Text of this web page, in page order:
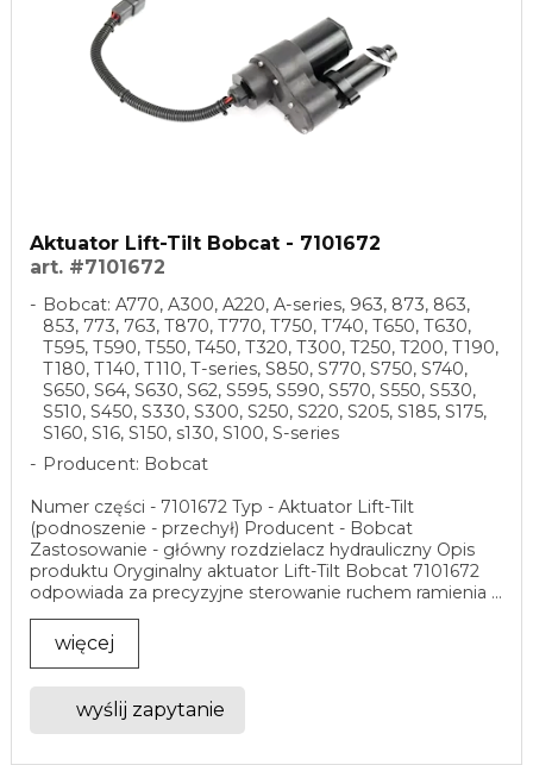
Aktuator Lift-Tilt Bobcat - 7101672
art. #7101672
Bobcat: A770, A300, A220, A-series, 963, 873, 863,
853, 773, 763, T870, T770, T750, T740, T650, T630,
T595, T590, T550, T450, T320, T300, T250, T200, T190,
T180, T140, T110, T-series, S850, S770, S750, S740,
S650, S64, S630, S62, S595, S590, S570, S550, S530,
S510, S450, S330, S300, S250, S220, S205, S185, S175,
S160, S16, S150, s130, S100, S-series
Producent: Bobcat
Numer części - 7101672 Typ - Aktuator Lift-Tilt
(podnoszenie - przechył) Producent - Bobcat
Zastosowanie - główny rozdzielacz hydrauliczny Opis
produktu Oryginalny aktuator Lift-Tilt Bobcat 7101672
odpowiada za precyzyjne sterowanie ruchem ramienia ...
więcej
wyślij zapytanie